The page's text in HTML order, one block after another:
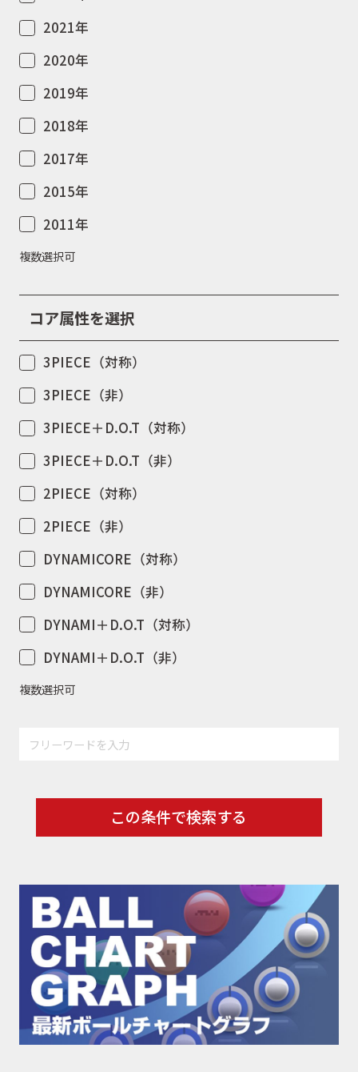
取扱店舗
WEBショップ
ニュース
イベント
キャンペーン
お問合せ
会社概要
2021年
2020年
2019年
2018年
2017年
2015年
2011年
複数選択可
コア属性を選択
3PIECE（対称）
3PIECE（非）
3PIECE＋D.O.T（対称）
3PIECE＋D.O.T（非）
2PIECE（対称）
2PIECE（非）
DYNAMICORE（対称）
DYNAMICORE（非）
DYNAMI＋D.O.T（対称）
DYNAMI＋D.O.T（非）
複数選択可
この条件で検索する